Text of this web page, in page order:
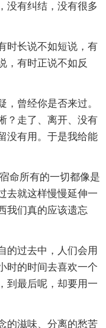
没有纠结，没有很多
时长说不如短说，有
，有时正说不如反
曾经你是否来过。
？走了、离开、没有
没有用。于是我给能
命所有的一切都像是
去就这样慢慢延伸一
我们真的应该遗忘
的过去中，人们会用
时的时间去喜欢一个
到最后呢，却要用一
的滋味、分离的愁苦